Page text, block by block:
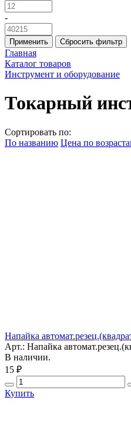
-
Применить Сбросить фильтр
Главная
Каталог товаров
Инструмент и оборудование
Токарный
Сортировать по:
По названию Цена по
Напайка
Арт.: Напайка
В наличии.
15 ₽
Купить